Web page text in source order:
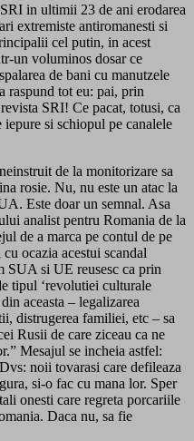
in ultimii 23 de ani erodarea
extremiste antiromanesti si
cel putin, in acest
un voluminos dosar ce
de bani cu manutzele
raspund tot eu: pai, prin
SRI! Ce pacat, totusi, ca
iepure si schiopul pe canalele
de la monitorizare sa
rosie. Nu, nu este un atac la
Este doar un semnal. Asa
analist pentru Romania de la
de a marca pe contul de pe
ocazia acestui scandal
SUA si UE reusesc ca prin
tipul ‘revolutiei culturale
aceasta – legalizarea
distrugerea familiei, etc – sa
Rusii de care ziceau ca ne
Mesajul se incheia astfel:
noii tovarasi care defileaza
si-o fac cu mana lor. Sper
onesti care regreta porcariile
Daca nu, sa fie